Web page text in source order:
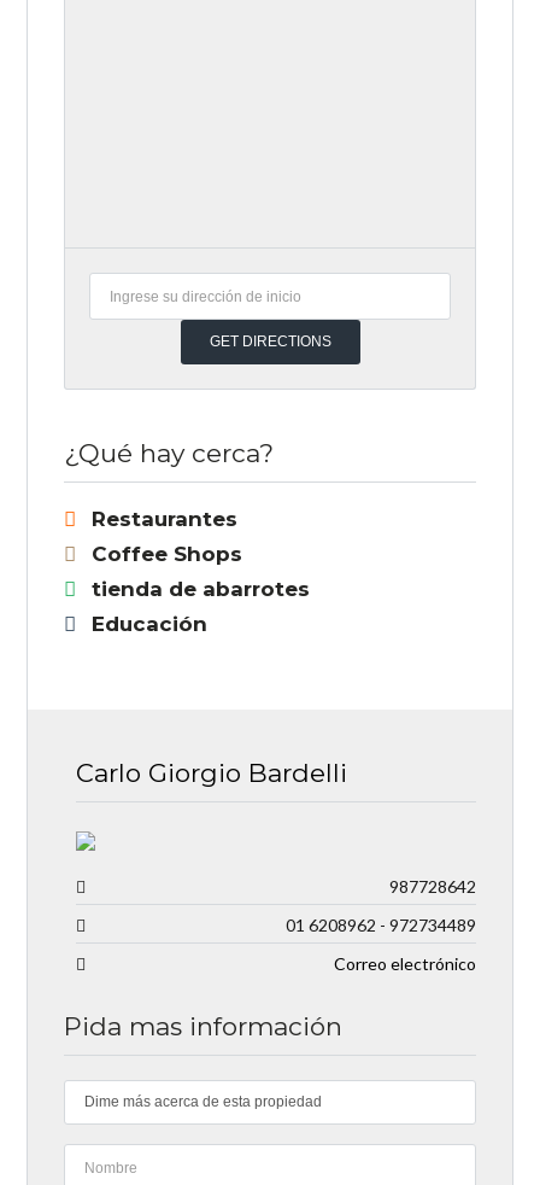
¿Qué hay cerca?
Restaurantes
Coffee Shops
tienda de abarrotes
Educación
Carlo Giorgio Bardelli
987728642
01 6208962 - 972734489
Correo electrónico
Pida mas información
Dime más acerca de esta propiedad